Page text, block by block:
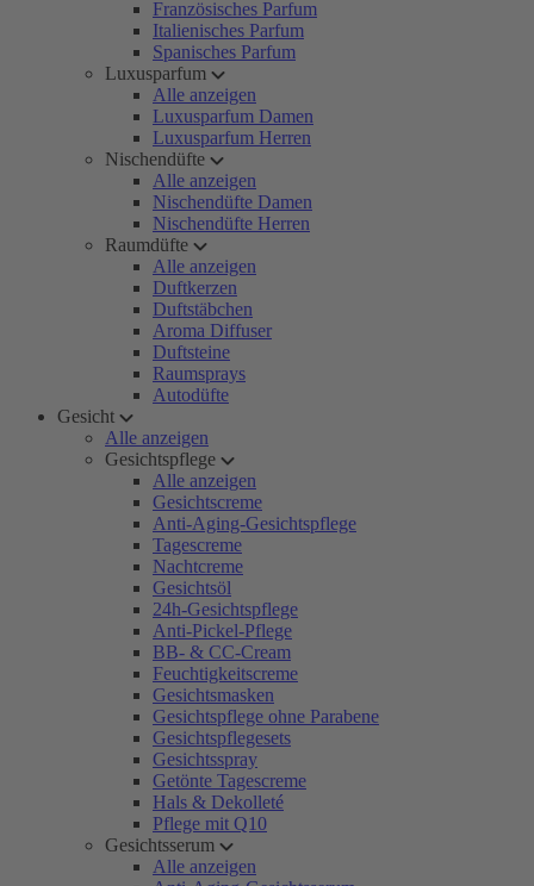
Französisches Parfum
Italienisches Parfum
Spanisches Parfum
Luxusparfum
Alle anzeigen
Luxusparfum Damen
Luxusparfum Herren
Nischendüfte
Alle anzeigen
Nischendüfte Damen
Nischendüfte Herren
Raumdüfte
Alle anzeigen
Duftkerzen
Duftstäbchen
Aroma Diffuser
Duftsteine
Raumsprays
Autodüfte
Gesicht
Alle anzeigen
Gesichtspflege
Alle anzeigen
Gesichtscreme
Anti-Aging-Gesichtspflege
Tagescreme
Nachtcreme
Gesichtsöl
24h-Gesichtspflege
Anti-Pickel-Pflege
BB- & CC-Cream
Feuchtigkeitscreme
Gesichtsmasken
Gesichtspflege ohne Parabene
Gesichtspflegesets
Gesichtsspray
Getönte Tagescreme
Hals & Dekolleté
Pflege mit Q10
Gesichtsserum
Alle anzeigen